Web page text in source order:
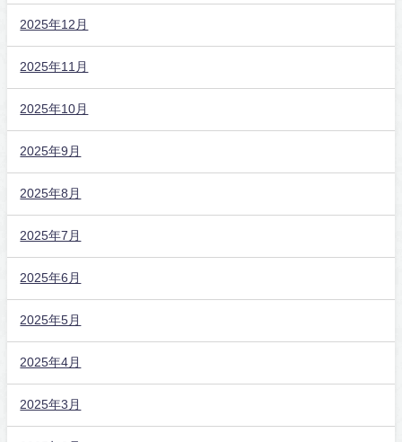
2025年12月
2025年11月
2025年10月
2025年9月
2025年8月
2025年7月
2025年6月
2025年5月
2025年4月
2025年3月